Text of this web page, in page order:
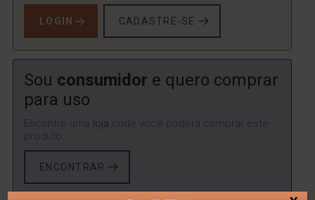
LOGIN CADASTRE-SE
Sou consumidor e quero comprar
para uso
Encontre uma loja onde você poderá comprar este
produto.
ENCONTRAR